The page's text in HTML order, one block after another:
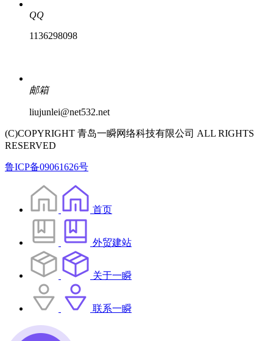
QQ
1136298098
邮箱
liujunlei@net532.net
(C)COPYRIGHT 青岛一瞬网络科技有限公司 ALL RIGHTS
RESERVED
鲁ICP备09061626号
首页
外贸建站
关于一瞬
联系一瞬